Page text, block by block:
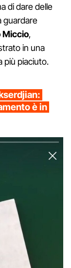
di dare delle
guardare
Miccio,
in una
più piaciuto.
è in